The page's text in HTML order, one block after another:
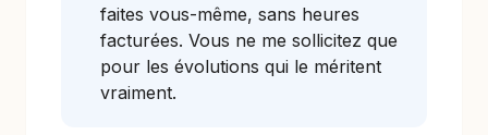
faites vous-même, sans heures
facturées. Vous ne me sollicitez que
pour les évolutions qui le méritent
vraiment.